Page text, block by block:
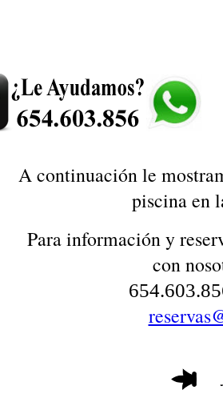
A continuación le
piscina en
Para información y
con